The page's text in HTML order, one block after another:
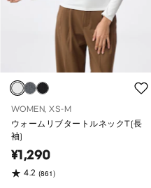
WOMEN, XS-M
ウォームリブタートルネックT(長
袖)
¥1,290
4.2 (861)